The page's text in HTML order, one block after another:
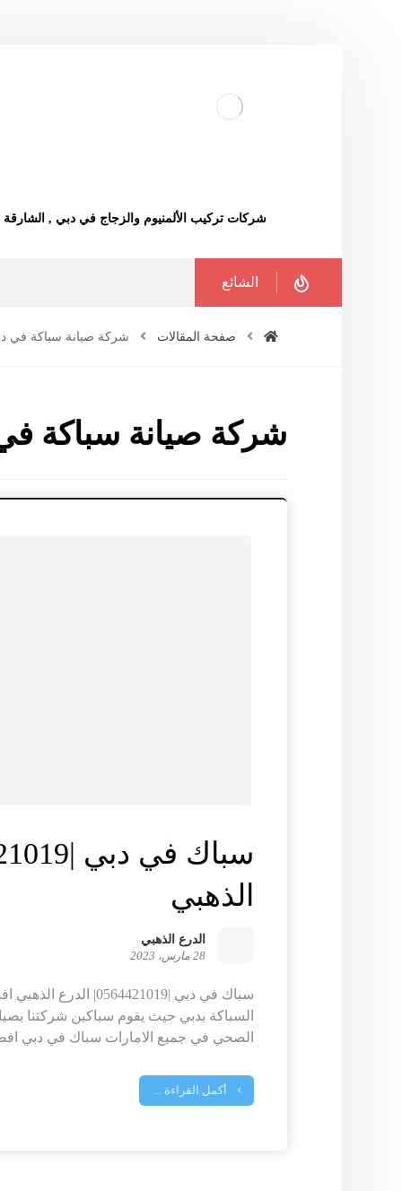
شركات تركيب الألمنيوم والزجاج في دبي , الشارقة
الشائع
صفحة المقالات شركة صيانة سباكة في
شركة صيانة سباكة
الذهبي
الدرع الذهبي
28 مارس، 2023
سباك في دبي
السباكة بدبي حيث يقوم سباكين شركتنا
الصحي في جميع الامارات سباك في دبي
أكمل القراءة ...